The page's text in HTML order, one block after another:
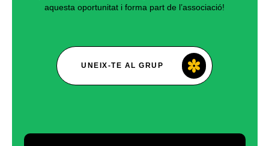
aquesta oportunitat i forma part de l’associació!
UNEIX-TE AL GRUP